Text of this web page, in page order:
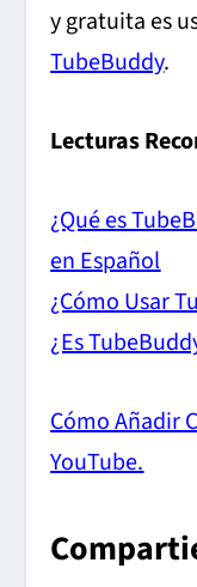
y gratuita es
TubeBuddy.
Lecturas
¿Qué es
en Español
¿Cómo Usar
¿Es
Cómo Añadir
YouTube.